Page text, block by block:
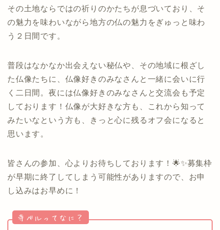
その土地ならではの祈りのかたちが息づいており、そ
の魅力を味わいながら地方の仏の魅力をぎゅっと味わ
う２日間です。
普段はなかなか出会えない秘仏や、その地域に根ざし
た仏像たちに、仏像好きのみなさんと一緒に会いに行
く二日間。夜には仏像好きのみなさんと交流会も予定
しております！仏像が大好きな方も、これから知って
みたいなという方も、きっと心に残るオフ会になると
思います。
皆さんの参加、心よりお待ちしております！🌟✨募集枠
が早期に終了してしまう可能性がありますので、お申
し込みはお早めに！
寺ベルってなに？